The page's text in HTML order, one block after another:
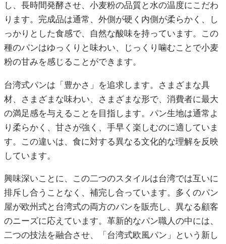
し、長時間発酵させ、小麦粉の品質と水の温度にこだわ
ります。完成品は通常、外側が硬く内側が柔らかく、し
っかりとした食感で、自然な酸味を持っています。この
種のパンはゆっくりと味わい、じっくり噛むことで小麦
粉の甘みを感じることができます。
台湾式パンは「豊かさ」を追求します。さまざまな具
材、さまざまな味わい、さまざまな形で、消費者に最大
の満足感を与えることを目指します。パン生地は通常よ
り柔らかく、甘さが強く、手早く楽しむのに適していま
す。この違いは、食に対する異なる文化的な理解を反映
しています。
興味深いことに、この二つのスタイルは台湾では互いに
排斥し合うことなく、補完し合っています。多くのパン
屋が欧州式と台湾式の両方のパンを販売し、異なる顧客
のニーズに応えています。革新的なパン職人の中には、
二つの技法を融合させ、「台湾式欧風パン」という新し